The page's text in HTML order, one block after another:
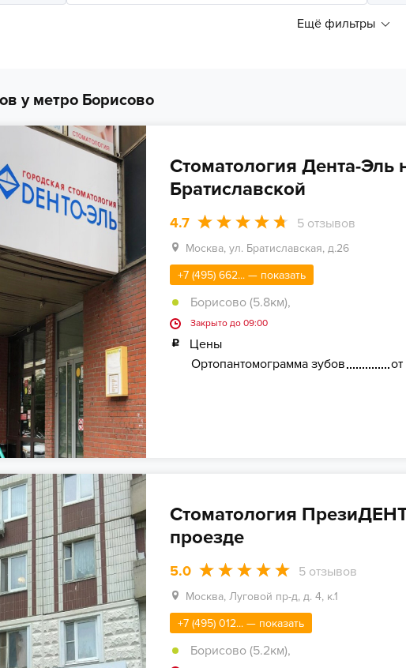
Ещё фильтры
у метро Борисово
Стоматология Дента-Эль
Братиславской
4.7 5отзывов
Москва, ул. Братиславская, д.26
+7 (495) 662... — показать
Борисово (5.8км),
Закрыто до 09:00
Цены
Ортопантомограмма зубов
Стоматология
проезде
5.0 5отзывов
Москва, Луговой пр-д, д. 4, к.1
+7 (495) 012... — показать
Борисово (5.2км),